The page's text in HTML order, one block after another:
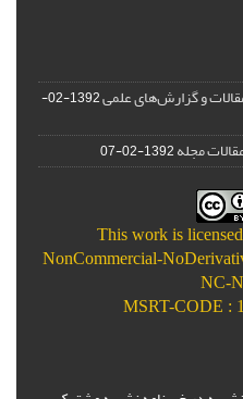
و گزارش‌‌های علمی
1392-02-
مجله1392-02-07
This work is
NonCommercial-
NC-
MSRT-CODE :